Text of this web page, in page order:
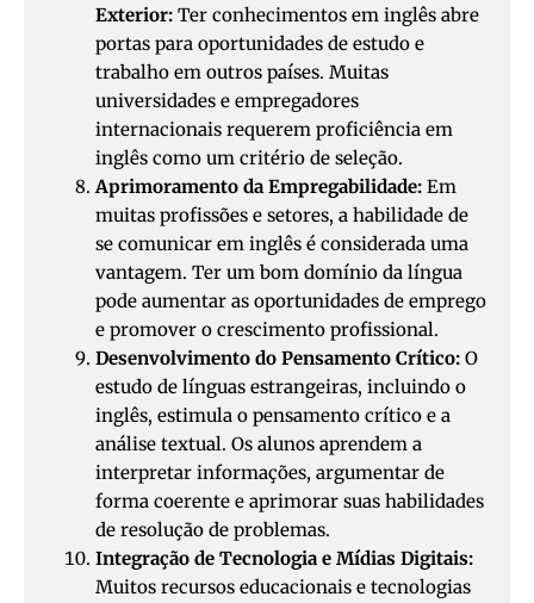
Exterior: Ter conhecimentos em inglês abre
portas para oportunidades de estudo e
trabalho em outros países. Muitas
universidades e empregadores
internacionais requerem proficiência em
inglês como um critério de seleção.
Aprimoramento da Empregabilidade: Em
muitas profissões e setores, a habilidade de
se comunicar em inglês é considerada uma
vantagem. Ter um bom domínio da língua
pode aumentar as oportunidades de emprego
e promover o crescimento profissional.
Desenvolvimento do Pensamento Crítico: O
estudo de línguas estrangeiras, incluindo o
inglês, estimula o pensamento crítico e a
análise textual. Os alunos aprendem a
interpretar informações, argumentar de
forma coerente e aprimorar suas habilidades
de resolução de problemas.
Integração de Tecnologia e Mídias Digitais:
Muitos recursos educacionais e tecnologias